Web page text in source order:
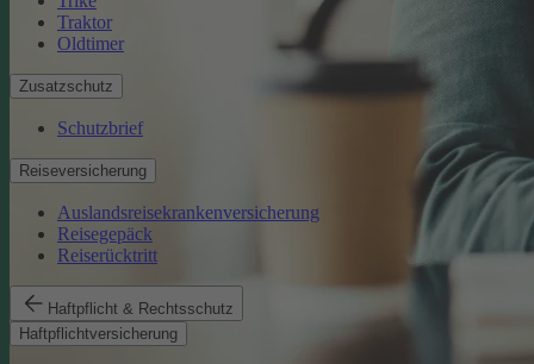
Traktor
Oldtimer
Zusatzschutz
Schutzbrief
Reiseversicherung
Auslandsreisekrankenversicherung
Reisegepäck
Reiserücktritt
Haftpflicht & Rechtsschutz
Haftpflichtversicherung